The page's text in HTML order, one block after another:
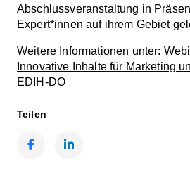
Abschlussveranstaltung in
Expert*innen auf ihrem Gebiet
Weitere Informationen unter:
Innovative Inhalte für Marketing
EDIH-DO
Teilen